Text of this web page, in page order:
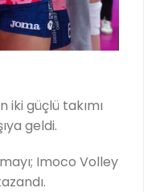
iki güçlü takımı
geldi.
Imoco Volley